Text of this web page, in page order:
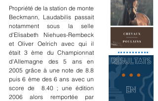
Propriété de la station de monte
Beckmann, Laudabilis passait
notamment sous la selle
d'Elisabeth Niehues-Rembeck
et Oliver Oelrich avec qui il
était 3 ème du Championnat
d'Allemagne des 5 ans en
2005 grâce à une note de 8.8
puis 6 ème des 6 ans avec un
score de  8.40 ; une édition
2006 alors remportée par